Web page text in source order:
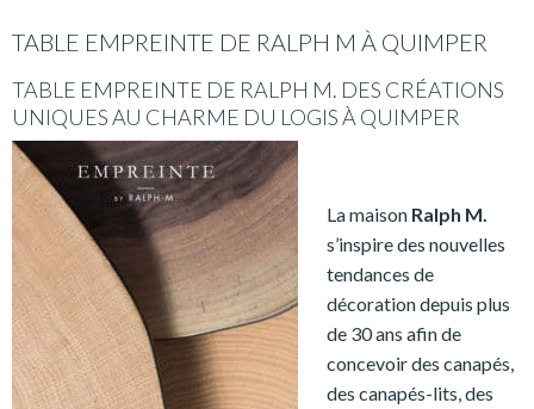
TABLE EMPREINTE DE RALPH M À QUIMPER
TABLE EMPREINTE DE RALPH M. DES CRÉATIONS
UNIQUES AU CHARME DU LOGIS À QUIMPER
La maison Ralph M.
s’inspire des nouvelles
tendances de
décoration depuis plus
de 30 ans afin de
concevoir des canapés,
des canapés-lits, des